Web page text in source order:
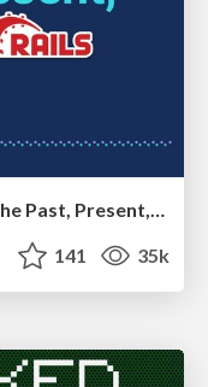
RailsConf & Balkan Ruby 2019: The Past, Present, and Future of Rails at GitHub
141 35k